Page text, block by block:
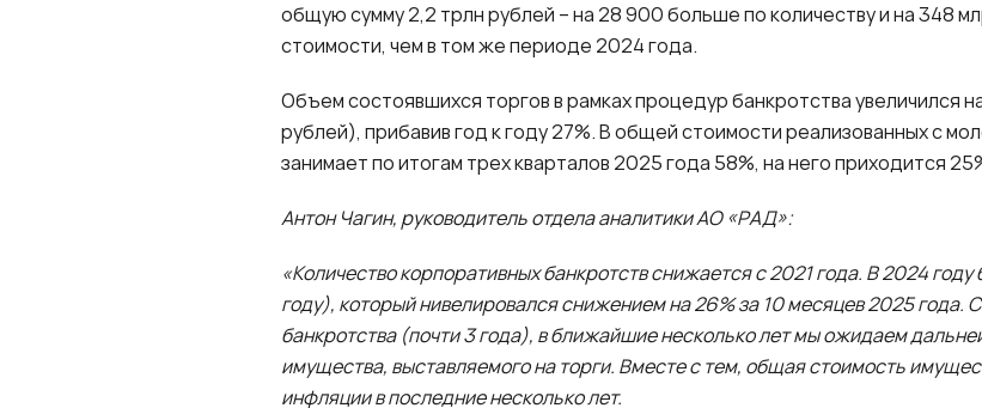
общую сумму 2,2 трлн рублей – на 28 900 больше по количеству и на 348
стоимости, чем в том же периоде 2024 года.
Объем состоявшихся торгов в рамках процедур банкротства увеличился
рублей), прибавив год к году 27%. В общей стоимости реализованных с
занимает по итогам трех кварталов 2025 года 58%, на него приходится
Антон Чагин, руководитель отдела аналитики АО «РАД»:
«Количество корпоративных банкротств снижается с 2021 года. В 2024
году), который нивелировался снижением на 26% за 10 месяцев 2025 года.
банкротства (почти 3 года), в ближайшие несколько лет мы ожидаем
имущества, выставляемого на торги. Вместе с тем, общая стоимость
инфляции в последние несколько лет.